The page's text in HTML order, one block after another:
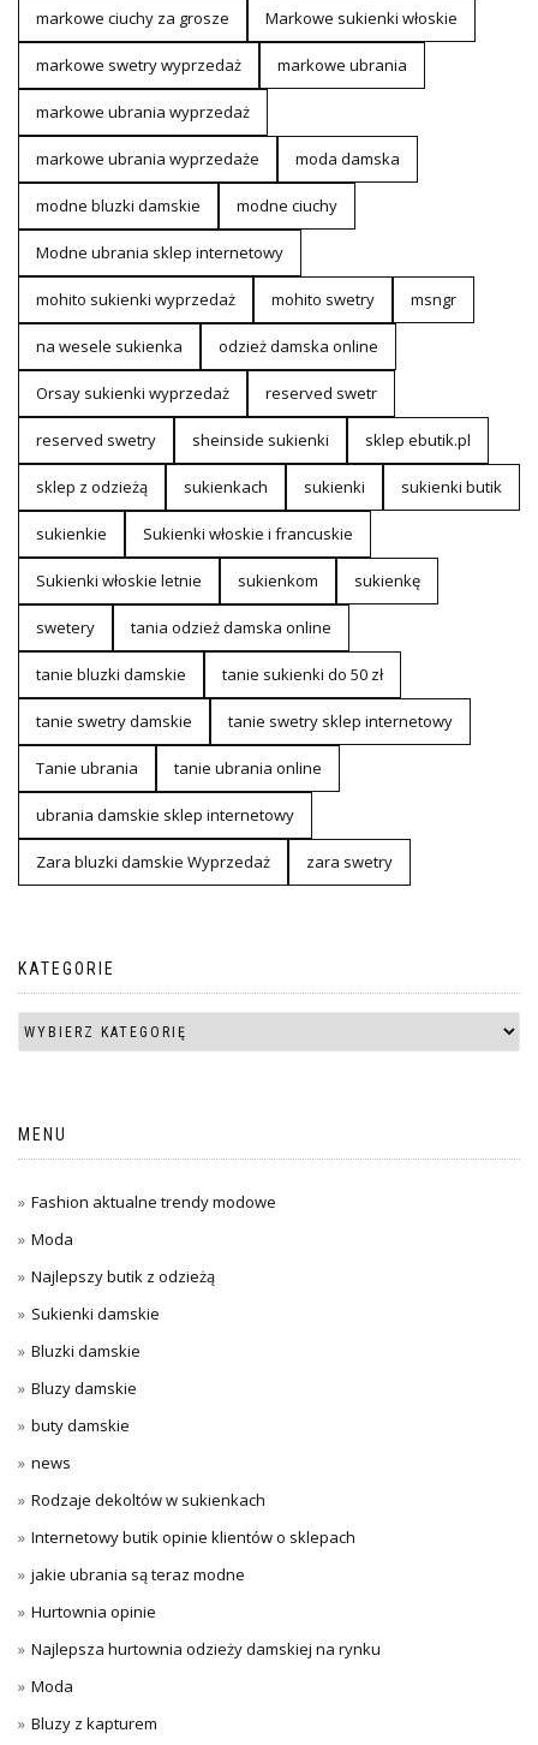
markowe ciuchy za grosze Markowe sukienki włoskie
markowe swetry wyprzedaż markowe ubrania
markowe ubrania wyprzedaż
markowe ubrania wyprzedaże moda damska
modne bluzki damskie modne ciuchy
Modne ubrania sklep internetowy
mohito sukienki wyprzedaż mohito swetry msngr
na wesele sukienka odzież damska online
Orsay sukienki wyprzedaż reserved swetr
reserved swetry sheinside sukienki sklep ebutik.pl
sklep z odzieżą sukienkach sukienki sukienki butik
sukienkie Sukienki włoskie i francuskie
Sukienki włoskie letnie sukienkom sukienkę
swetery tania odzież damska online
tanie bluzki damskie tanie sukienki do 50 zł
tanie swetry damskie tanie swetry sklep internetowy
Tanie ubrania tanie ubrania online
ubrania damskie sklep internetowy
Zara bluzki damskie Wyprzedaż zara swetry
KATEGORIE
MENU
Fashion aktualne trendy modowe
Moda
Najlepszy butik z odzieżą
Sukienki damskie
Bluzki damskie
Bluzy damskie
buty damskie
news
Rodzaje dekoltów w sukienkach
Internetowy butik opinie klientów o sklepach
jakie ubrania są teraz modne
Hurtownia opinie
Najlepsza hurtownia odzieży damskiej na rynku
Moda
Bluzy z kapturem